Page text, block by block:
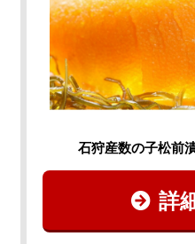
石狩産数の子松前
詳